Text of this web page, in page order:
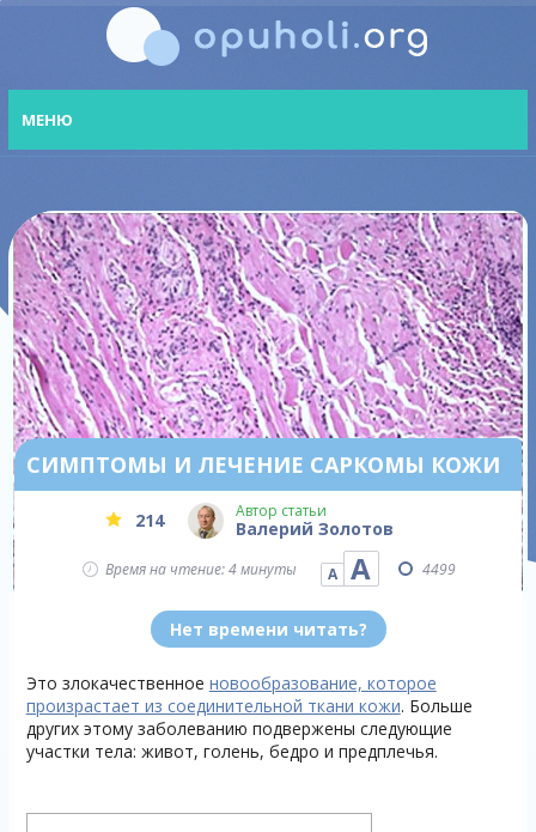
МЕНЮ
СИМПТОМЫ И ЛЕЧЕНИЕ САРКОМЫ КОЖИ
214 Автор статьи
Валерий Золотов
Время на чтение: 4 минуты А А 4499
Нет времени читать?
Это злокачественное новообразование, которое
произрастает из соединительной ткани кожи. Больше
других этому заболеванию подвержены следующие
участки тела: живот, голень, бедро и предплечья.